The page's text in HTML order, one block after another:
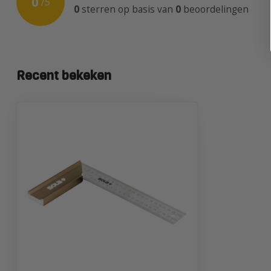
0 sterren op basis van 0 beoordelingen
Recent bekeken